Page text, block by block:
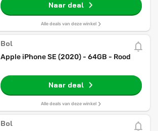
Naar deal
Alle deals van deze winkel
Bol
Apple iPhone SE (2020) - 64GB - Rood
Naar deal
Alle deals van deze winkel
Bol